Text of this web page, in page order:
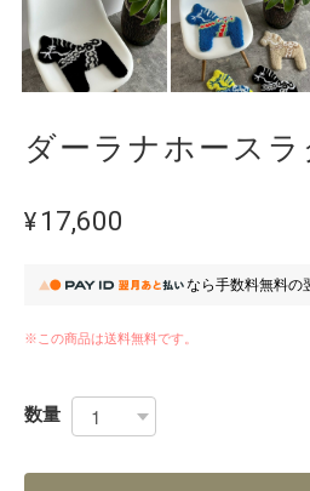
ダーラナホース
¥17,600
なら手数料無料の
※この商品は送料無料です。
数量